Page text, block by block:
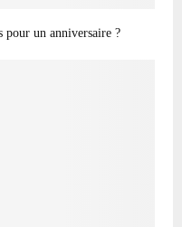
pour un anniversaire ?